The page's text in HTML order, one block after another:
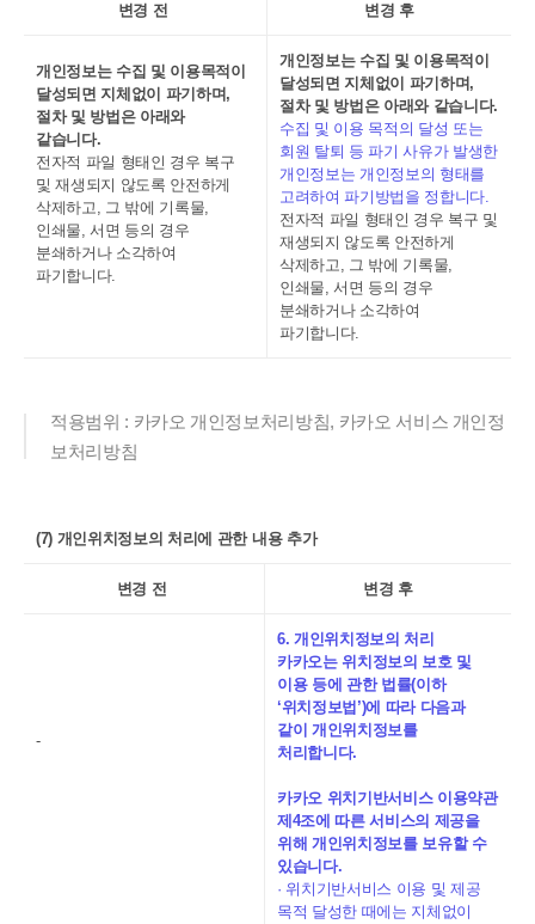
변경 전 변경 후
개인정보는 수집 및 이용목적이
달성되면 지체없이 파기하며,
절차 및 방법은 아래와
같습니다.
전자적 파일 형태인 경우 복구
및 재생되지 않도록 안전하게
삭제하고, 그 밖에 기록물,
인쇄물, 서면 등의 경우
분쇄하거나 소각하여
파기합니다.
개인정보는 수집 및 이용목적이
달성되면 지체없이 파기하며,
절차 및 방법은 아래와 같습니다.
수집 및 이용 목적의 달성 또는
회원 탈퇴 등 파기 사유가 발생한
개인정보는 개인정보의 형태를
고려하여 파기방법을 정합니다.
전자적 파일 형태인 경우 복구 및
재생되지 않도록 안전하게
삭제하고, 그 밖에 기록물,
인쇄물, 서면 등의 경우
분쇄하거나 소각하여
파기합니다.
적용범위 : 카카오 개인정보처리방침, 카카오 서비스 개인정
보처리방침
(7) 개인위치정보의 처리에 관한 내용 추가
변경 전 변경 후
-
6. 개인위치정보의 처리
카카오는 위치정보의 보호 및
이용 등에 관한 법률(이하
‘위치정보법’)에 따라 다음과
같이 개인위치정보를
처리합니다.
카카오 위치기반서비스 이용약관
제4조에 따른 서비스의 제공을
위해 개인위치정보를 보유할 수
있습니다.
· 위치기반서비스 이용 및 제공
목적 달성한 때에는 지체없이